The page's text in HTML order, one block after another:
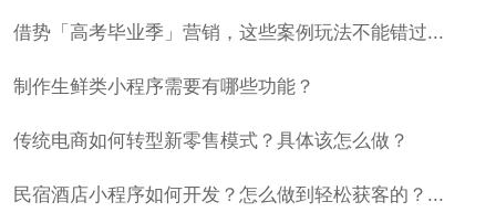
借势「高考毕业季」营销，这些案例玩法不能错过...
制作生鲜类小程序需要有哪些功能？
传统电商如何转型新零售模式？具体该怎么做？
民宿酒店小程序如何开发？怎么做到轻松获客的？...